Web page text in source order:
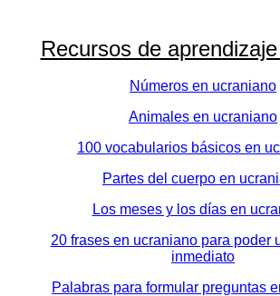
Recursos de
Números en ucraniano
Animales en ucraniano
100 vocabularios básicos en
Partes del cuerpo en
Los meses y los días en
20 frases en ucraniano para poder
inmediato
Palabras para formular preguntas